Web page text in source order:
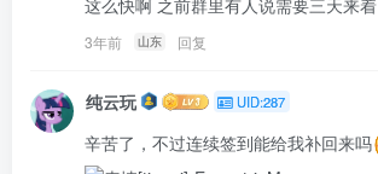
3年前 山东 回复
纯云玩 UID:287
辛苦了，不过连续签到能给我补回来吗